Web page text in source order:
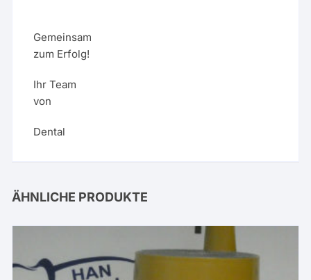
Gemeinsam
zum Erfolg!
Ihr Team
von
Dental
ÄHNLICHE PRODUKTE